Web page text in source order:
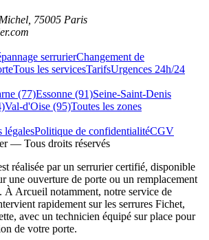
75005 Paris
serrurierChangement de
Tous les servicesTarifsUrgences 24h/24
(77)Essonne (91)Seine-Saint-Denis
Val-d'Oise (95)Toutes les zones
légalesPolitique de confidentialitéCGV
— Tous droits réservés
réalisée par un serrurier certifié, disponible
une ouverture de porte ou un remplacement
À Arcueil notamment, notre service de
rapidement sur les serrures Fichet,
avec un technicien équipé sur place pour
de votre porte.